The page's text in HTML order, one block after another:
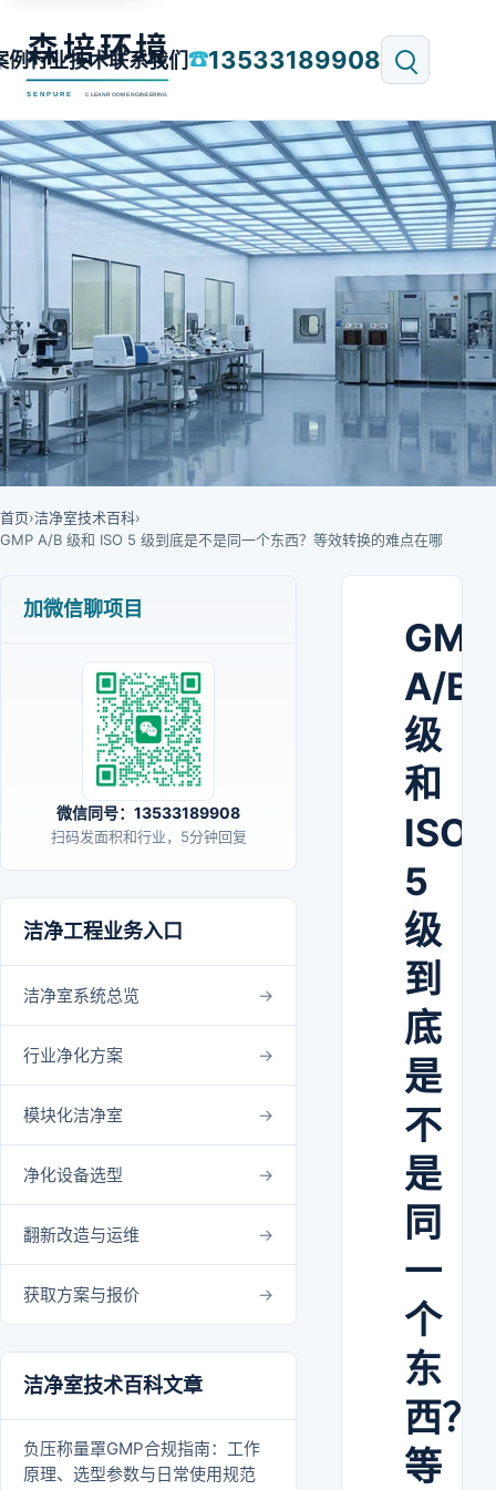
例行业技术联系我们☎13533189908
首页›洁净室技术百科›
GMP A/B 级和 ISO 5 级到底是不是同一个东西？等效转换的难点在哪
加微信聊项目
微信同号：13533189908
扫码发面积和行业，5分钟回复
洁净工程业务入口
洁净室系统总览
行业净化方案
模块化洁净室
净化设备选型
翻新改造与运维
获取方案与报价
洁净室技术百科文章
负压称量罩GMP合规指南：工作
原理、选型参数与日常使用规范
GMP
A/B
级
和
ISO
5
级
到
底
是
不
是
同
一
个
东
西？
等